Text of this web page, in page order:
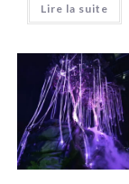
Lire la suite